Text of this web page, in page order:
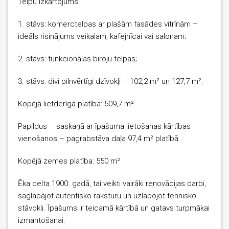
1. stāvs: komerctelpas ar plašām fasādes vitrīnām –
ideāls risinājums veikalam, kafejnīcai vai salonam;
2. stāvs: funkcionālas biroju telpas;
3. stāvs: divi pilnvērtīgi dzīvokļi – 102,2 m² un 127,7 m².
Kopējā lietderīgā platība: 509,7 m²
Papildus – saskaņā ar īpašuma lietošanas kārtības
vienošanos – pagrabstāva daļa 97,4 m² platībā.
Kopējā zemes platība: 550 m²
Ēka celta 1900. gadā, tai veikti vairāki renovācijas darbi,
saglabājot autentisko raksturu un uzlabojot tehnisko
stāvokli. Īpašums ir teicamā kārtībā un gatavs turpmākai
izmantošanai.